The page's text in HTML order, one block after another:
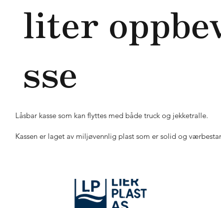
liter
sse
Låsbar kasse som kan flyttes med både truck og jekketralle.
Kassen er laget av miljøvennlig plast som er solid og